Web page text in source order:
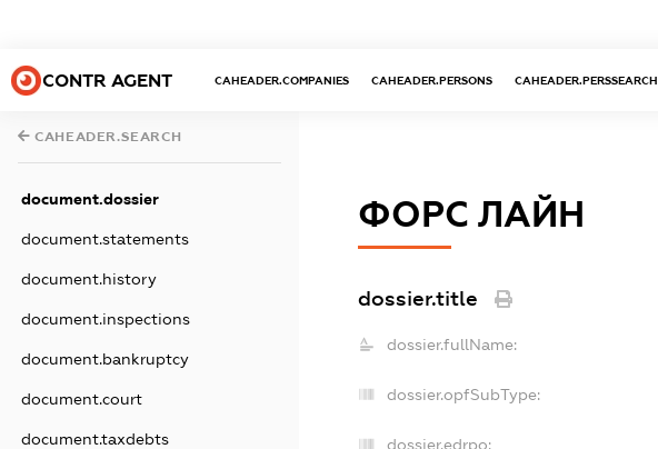
CONTR AGENT CAHEADER.COMPANIES CAHEADER.PERSONS CAHEADER.PERSSEARCH
CAHEADER.SEARCH
document.dossier
document.statements
document.history
document.inspections
document.bankruptcy
document.court
document.taxdebts
ФОРС ЛАЙН
dossier.title
dossier.fullName:
dossier.opfSubType:
dossier.edrpo: